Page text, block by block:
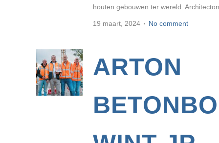
houten gebouwen ter wereld.
19 maart, 2024 No comment
ARTON